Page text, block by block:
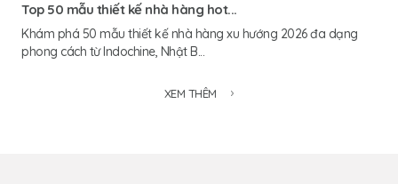
Top 50 mẫu thiết kế nhà hàng hot...
Khám phá 50 mẫu thiết kế nhà hàng xu hướng 2026 đa dạng
phong cách từ Indochine, Nhật B...
XEM THÊM